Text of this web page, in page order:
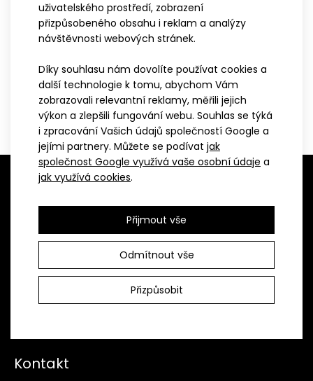
uživatelského prostředí, zobrazení
přizpůsobeného obsahu i reklam a analýzy
návštěvnosti webových stránek.
Díky souhlasu nám dovolíte používat cookies a
další technologie k tomu, abychom Vám
zobrazovali relevantní reklamy, měřili jejich
výkon a zlepšili fungování webu. Souhlas se týká
i zpracování Vašich údajů společností Google a
jejími partnery. Můžete se podívat jak
společnost Google využívá vaše osobní údaje a
jak využívá cookies.
Přijmout vše
Odmítnout vše
Přizpůsobit
Dámská vesta na běžky BRISK
2 799 Kč
Tipy na dárky
Ženy > Běžkařské oblečení
Ženy > Běžkařské oblečení > Vesty
Sporty > Volný čas > Vesty
Společnost ATEX Sportswear je stoprocentně česká
společnost vyrábějící kvalitní sportovní oblečení v malých
sériích pro mnoho sportovních odvětví. Oblečení vyrábí již více
než třicet let, a to výhradně ve svých dílnách v České
Kontakt